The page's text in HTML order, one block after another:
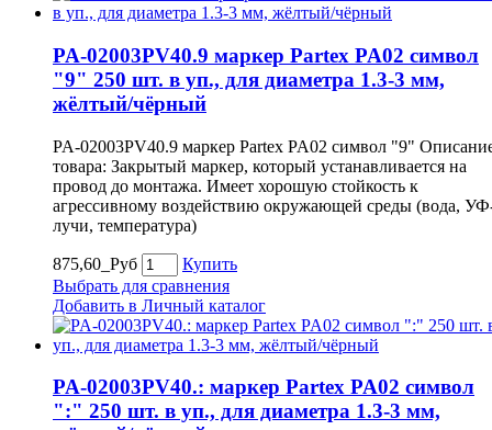
PA-02003PV40.9 маркер Partex PA02 символ
"9" 250 шт. в уп., для диаметра 1.3-3 мм,
жёлтый/чёрный
PA-02003PV40.9 маркер Partex PA02 символ "9"
товара: Закрытый маркер, который устанавливается на
провод до монтажа. Имеет хорошую стойкость к
агрессивному воздействию окружающей среды (вода,
лучи, температура)
875,60_Руб
Купить
Выбрать для сравнения
Добавить в Личный каталог
PA-02003PV40.: маркер Partex PA02 символ
":" 250 шт. в уп., для диаметра 1.3-3 мм,